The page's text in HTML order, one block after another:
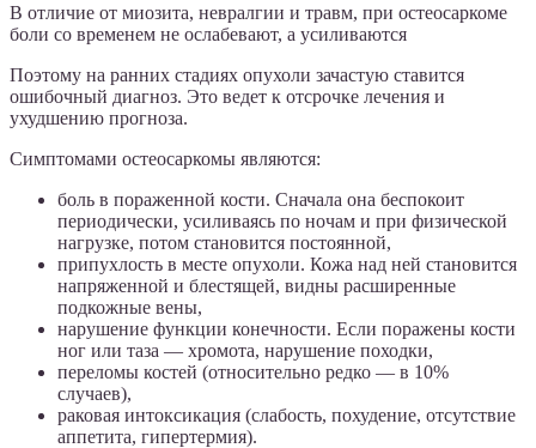
В отличие от миозита, невралгии и травм, при остеосаркоме
боли со временем не ослабевают, а усиливаются
Поэтому на ранних стадиях опухоли зачастую ставится
ошибочный диагноз. Это ведет к отсрочке лечения и
ухудшению прогноза.
Симптомами остеосаркомы являются:
боль в пораженной кости. Сначала она беспокоит
периодически, усиливаясь по ночам и при физической
нагрузке, потом становится постоянной,
припухлость в месте опухоли. Кожа над ней становится
напряженной и блестящей, видны расширенные
подкожные вены,
нарушение функции конечности. Если поражены кости
ног или таза — хромота, нарушение походки,
переломы костей (относительно редко — в 10%
случаев),
раковая интоксикация (слабость, похудение, отсутствие
аппетита, гипертермия).